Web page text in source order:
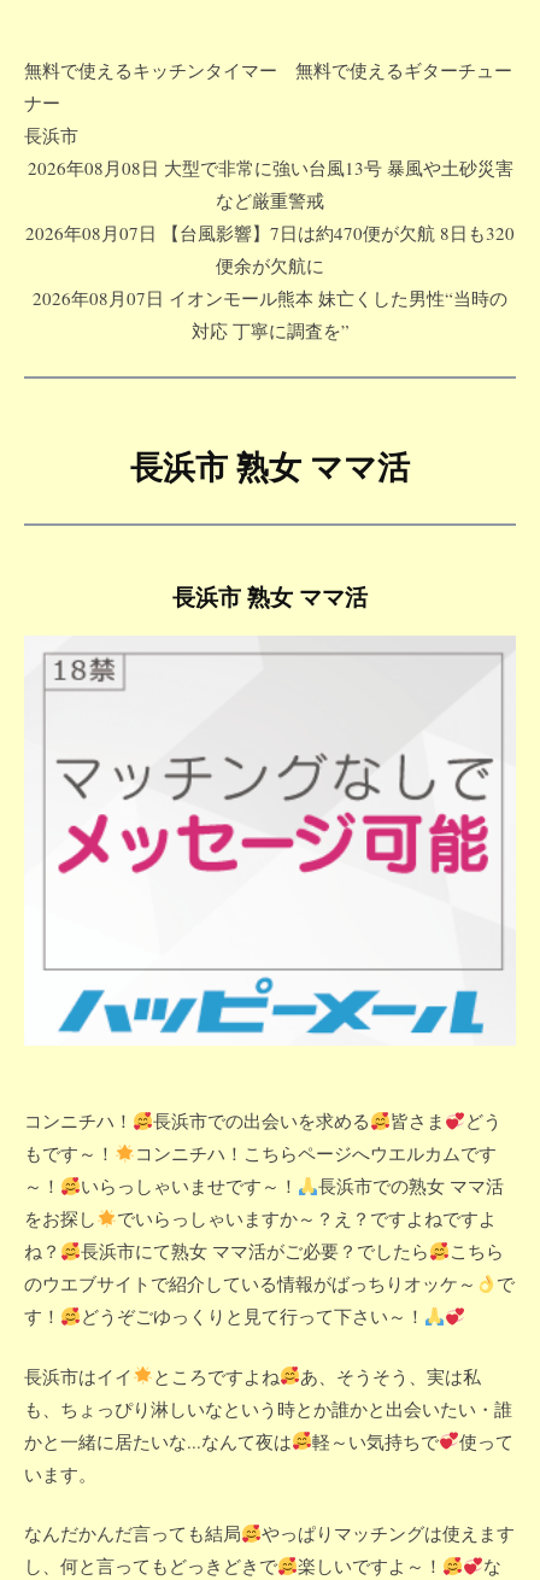
無料で使えるキッチンタイマー
無料で使えるギターチュー
ナー
コ
ン
ン
へ
長浜市
2026年08月08日 大型で非常に強い台風13号 暴風や土砂災害
など厳重警戒
2026年08月07日 【台風影響】7日は約470便が欠航 8日も320
便余が欠航に
2026年08月07日 イオンモール熊本 妹亡くした男性“当時の
対応 丁寧に調査を”
長浜市 熟女 ママ活
長浜市 熟女 ママ活
コンニチハ！ 長浜市での出会いを求める 皆さま
どう
もです～！
コンニチハ！こちらページへウエルカムです
～！
いらっしゃいませです～！
長浜市での熟女 ママ活
をお探し
でいらっしゃいますか～？え？ですよねですよ
ね？
長浜市にて熟女 ママ活がご必要？でしたら
こちら
のウエブサイトで紹介している情報がばっちりオッケ～
で
す！
どうぞごゆっくりと見て行って下さい～！
長浜市はイイ ところですよね
あ、そうそう、実は私
も、ちょっぴり淋しいなという時とか誰かと出会いたい・誰
かと一緒に居たいな...なんて夜は
軽～い気持ちで
使って
います。
なんだかんだ言っても結局
やっぱりマッチングは使えます
し、何と言ってもどっきどきで
楽しいですよ～！
な